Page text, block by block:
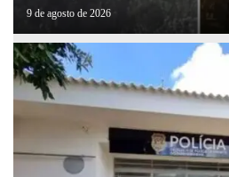
9 de agosto de 2026